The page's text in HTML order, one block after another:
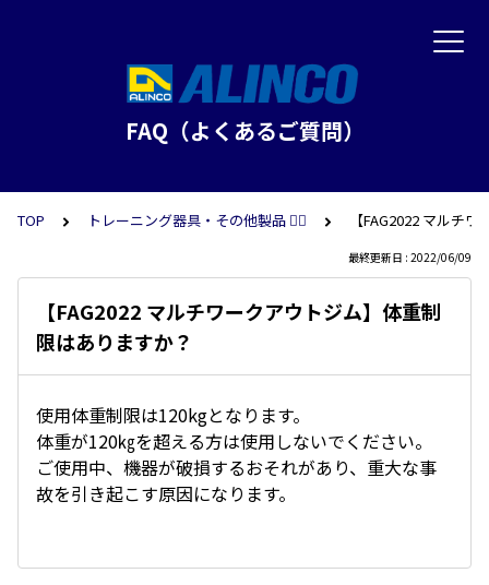
FAQ（よくあるご質問）
TOP トレーニング器具・その他製品 🏋️‍♂️ 【FAG2022 マルチ
最終更新日 : 2022/06/09
【FAG2022 マルチワークアウトジム】体重制
限はありますか？
使用体重制限は120kgとなります。
体重が120㎏を超える方は使用しないでください。
ご使用中、機器が破損するおそれがあり、重大な事
故を引き起こす原因になります。